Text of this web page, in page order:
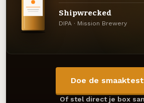
Shipwrecked
DIPA · Mission Brewery
Doe de
Of stel direct je box